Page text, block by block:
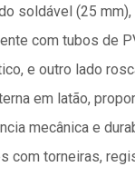
soldável (25 mm),
com tubos de
e outro lado
em latão,
mecânica e
com torneiras,